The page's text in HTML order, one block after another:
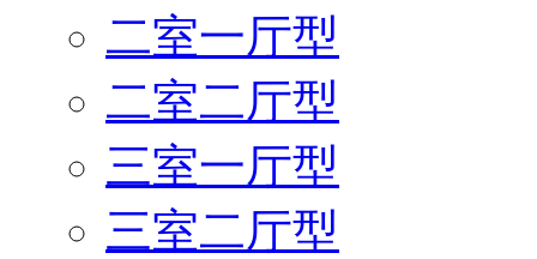
二室一厅型
二室二厅型
三室一厅型
三室二厅型